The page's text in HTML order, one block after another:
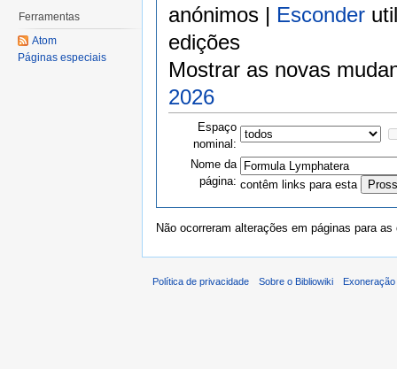
anónimos | Esconder
edições
Mostrar as novas
2026
Espaço
nominal:
Nome da
página: contêm links para esta
Não ocorreram alterações em páginas para
Ferramentas
Atom
Páginas especiais
Política de privacidade Sobre o Bibliowiki